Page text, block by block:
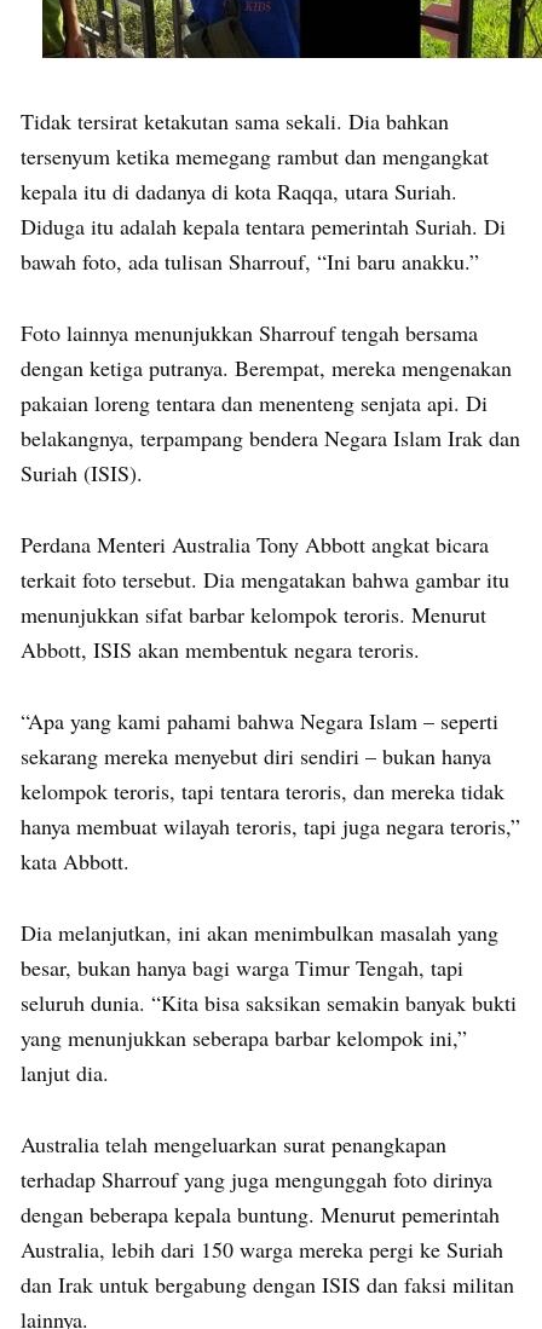
Tidak tersirat ketakutan sama sekali. Dia bahkan
tersenyum ketika memegang rambut dan mengangkat
kepala itu di dadanya di kota Raqqa, utara Suriah.
Diduga itu adalah kepala tentara pemerintah Suriah. Di
bawah foto, ada tulisan Sharrouf, “Ini baru anakku.”
Foto lainnya menunjukkan Sharrouf tengah bersama
dengan ketiga putranya. Berempat, mereka mengenakan
pakaian loreng tentara dan menenteng senjata api. Di
belakangnya, terpampang bendera Negara Islam Irak dan
Suriah (ISIS).
Perdana Menteri Australia Tony Abbott angkat bicara
terkait foto tersebut. Dia mengatakan bahwa gambar itu
menunjukkan sifat barbar kelompok teroris. Menurut
Abbott, ISIS akan membentuk negara teroris.
“Apa yang kami pahami bahwa Negara Islam – seperti
sekarang mereka menyebut diri sendiri – bukan hanya
kelompok teroris, tapi tentara teroris, dan mereka tidak
hanya membuat wilayah teroris, tapi juga negara teroris,”
kata Abbott.
Dia melanjutkan, ini akan menimbulkan masalah yang
besar, bukan hanya bagi warga Timur Tengah, tapi
seluruh dunia. “Kita bisa saksikan semakin banyak bukti
yang menunjukkan seberapa barbar kelompok ini,”
lanjut dia.
Australia telah mengeluarkan surat penangkapan
terhadap Sharrouf yang juga mengunggah foto dirinya
dengan beberapa kepala buntung. Menurut pemerintah
Australia, lebih dari 150 warga mereka pergi ke Suriah
dan Irak untuk bergabung dengan ISIS dan faksi militan
lainnya.